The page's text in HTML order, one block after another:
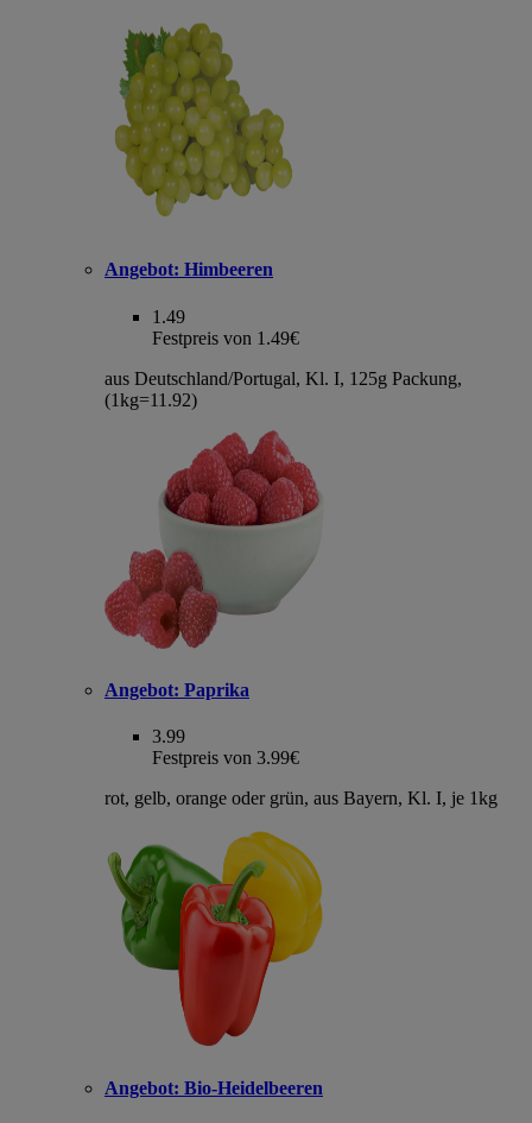
Angebot: Himbeeren
1.49
Festpreis von 1.49€
aus Deutschland/Portugal, Kl. I, 125g Packung,
(1kg=11.92)
Angebot: Paprika
3.99
Festpreis von 3.99€
rot, gelb, orange oder grün, aus Bayern, Kl. I, je 1kg
Angebot: Bio-Heidelbeeren